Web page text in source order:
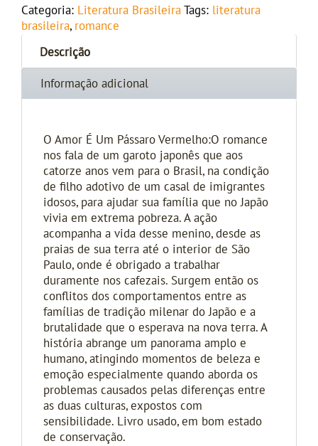
Categoria: Literatura Brasileira Tags: literatura
brasileira, romance
Descrição
Informação adicional
O Amor É Um Pássaro Vermelho:O romance
nos fala de um garoto japonês que aos
catorze anos vem para o Brasil, na condição
de filho adotivo de um casal de imigrantes
idosos, para ajudar sua família que no Japão
vivia em extrema pobreza. A ação
acompanha a vida desse menino, desde as
praias de sua terra até o interior de São
Paulo, onde é obrigado a trabalhar
duramente nos cafezais. Surgem então os
conflitos dos comportamentos entre as
famílias de tradição milenar do Japão e a
brutalidade que o esperava na nova terra. A
história abrange um panorama amplo e
humano, atingindo momentos de beleza e
emoção especialmente quando aborda os
problemas causados pelas diferenças entre
as duas culturas, expostos com
sensibilidade. Livro usado, em bom estado
de conservação.